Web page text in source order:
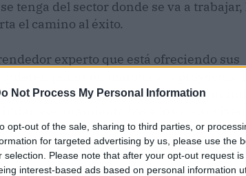
Not Process My Personal Information
opt-out of the sale, sharing to third parties, or
for targeted advertising by us, please use the
selection. Please note that after your opt-out request
interest-based ads based on personal information
tenga del sector donde se va a trabajar,
el camino al éxito.
experto que está ofreciendo sus
poner en marcha sus proyectos.
importaciones,
asesoramiento basado en sus